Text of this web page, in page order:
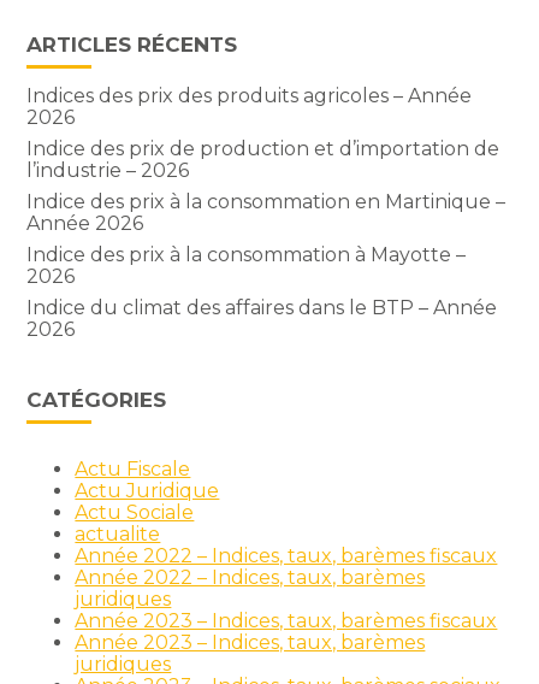
ARTICLES RÉCENTS
Indices des prix des produits agricoles – Année
2026
Indice des prix de production et d’importation de
l’industrie – 2026
Indice des prix à la consommation en Martinique –
Année 2026
Indice des prix à la consommation à Mayotte –
2026
Indice du climat des affaires dans le BTP – Année
2026
CATÉGORIES
Actu Fiscale
Actu Juridique
Actu Sociale
actualite
Année 2022 – Indices, taux, barèmes fiscaux
Année 2022 – Indices, taux, barèmes
juridiques
Année 2023 – Indices, taux, barèmes fiscaux
Année 2023 – Indices, taux, barèmes
juridiques